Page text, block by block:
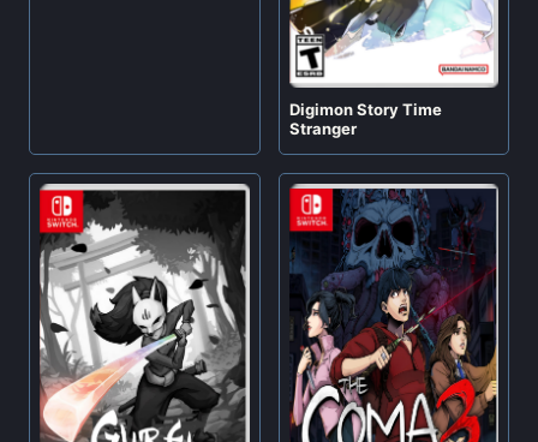
Digimon Story Time
Stranger